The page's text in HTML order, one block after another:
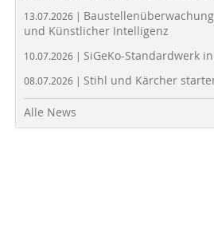
13.07.2026 |
und Künstlicher Intelligenz
10.07.2026 | SiGeKo-Standardwerk
08.07.2026 | Stihl und Kärcher
Alle News